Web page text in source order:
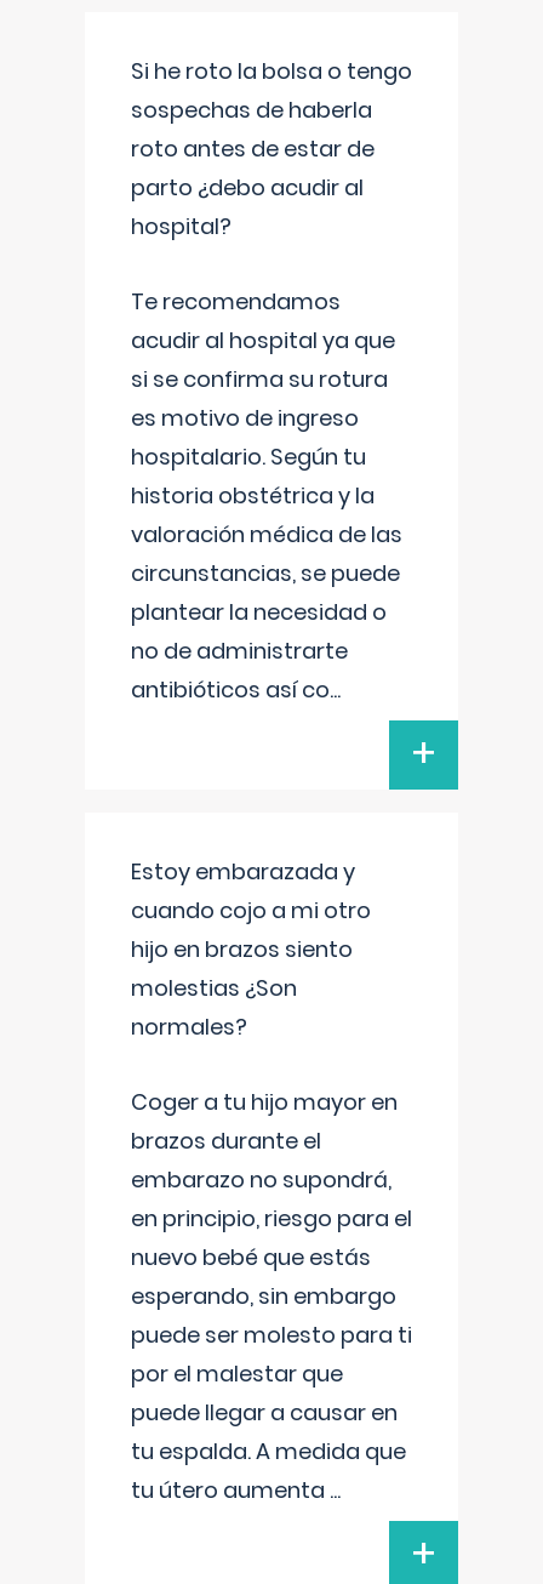
Si he roto la bolsa o tengo
sospechas de haberla
roto antes de estar de
parto ¿debo acudir al
hospital?
Te recomendamos
acudir al hospital ya que
si se confirma su rotura
es motivo de ingreso
hospitalario. Según tu
historia obstétrica y la
valoración médica de las
circunstancias, se puede
plantear la necesidad o
no de administrarte
antibióticos así co...
+
Estoy embarazada y
cuando cojo a mi otro
hijo en brazos siento
molestias ¿Son
normales?
Coger a tu hijo mayor en
brazos durante el
embarazo no supondrá,
en principio, riesgo para el
nuevo bebé que estás
esperando, sin embargo
puede ser molesto para ti
por el malestar que
puede llegar a causar en
tu espalda. A medida que
tu útero aumenta ...
+